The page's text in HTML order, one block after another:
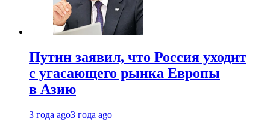
Путин заявил, что Россия уходит
с угасающего рынка Европы
в Азию
3 года ago3 года ago